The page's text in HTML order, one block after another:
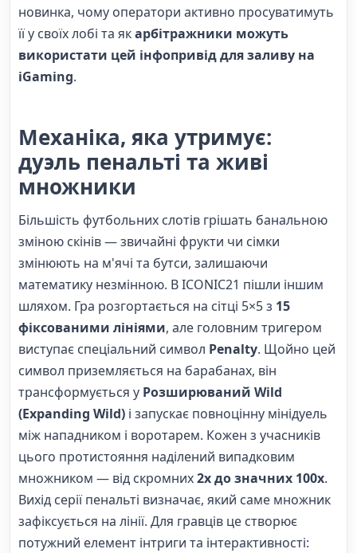
новинка, чому оператори активно просуватимуть
її у своїх лобі та якарбітражники можуть
використати цей інфопривід для заливу на
iGaming.
Механіка, яка утримує:
дуэль пенальті та живі
множники
Більшість футбольних слотів грішать банальною
зміною скінів — звичайні фрукти чи сімки
змінюють на м'ячі та бутси, залишаючи
математику незмінною. В ICONIC21 пішли іншим
шляхом. Гра розгортається на сітці 5×5 з 15
фіксованими лініями, але головним тригером
виступає спеціальний символ Penalty. Щойно цей
символ приземляється на барабанах, він
трансформується у Розширюваний Wild
(Expanding Wild) і запускає повноцінну мінідуель
між нападником і воротарем. Кожен з учасників
цього протистояння наділений випадковим
множником — від скромних2х до значних 100х.
Вихід серії пенальті визначає, який саме множник
зафіксується на лінії. Для гравців це створює
потужний елемент інтриги та інтерактивності: